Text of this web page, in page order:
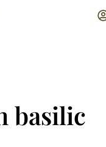
basilic